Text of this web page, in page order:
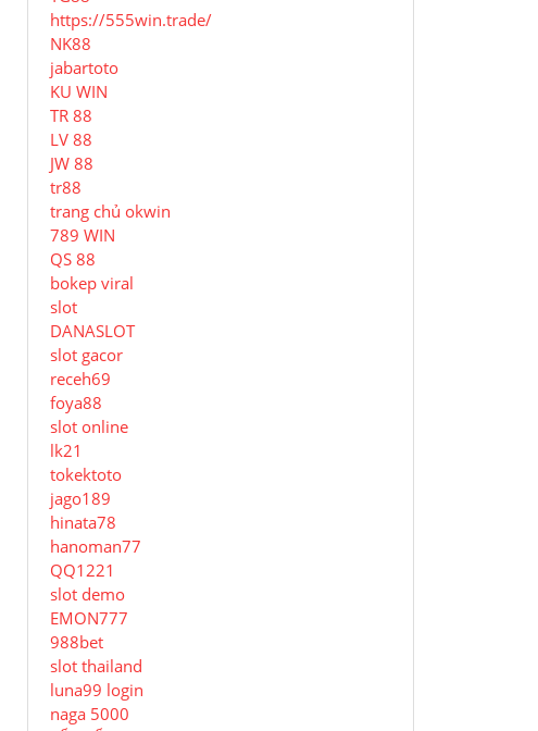
https://555win.trade/
NK88
jabartoto
KU WIN
TR 88
LV 88
JW 88
tr88
trang chủ okwin
789 WIN
QS 88
bokep viral
slot
DANASLOT
slot gacor
receh69
foya88
slot online
lk21
tokektoto
jago189
hinata78
hanoman77
QQ1221
slot demo
EMON777
988bet
slot thailand
luna99 login
naga 5000